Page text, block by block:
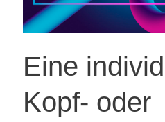
Eine
Kopf- oder